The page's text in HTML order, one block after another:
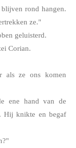
rond hangen.
ze."
geluisterd.
Corian.
ze ons komen
ene hand van de
Hij knikte en begaf